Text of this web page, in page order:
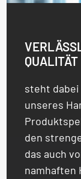
QUALITÄT
steht
unseres
den
das auch
namhaften